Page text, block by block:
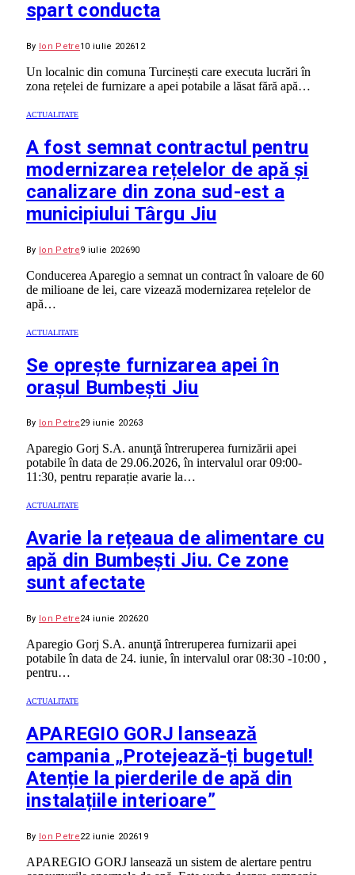
spart conducta
By Ion Petre10 iulie 202612
Un localnic din comuna Turcinești care executa lucrări în
zona rețelei de furnizare a apei potabile a lăsat fără apă…
ACTUALITATE
A fost semnat contractul pentru
modernizarea rețelelor de apă și
canalizare din zona sud-est a
municipiului Târgu Jiu
By Ion Petre9 iulie 202690
Conducerea Aparegio a semnat un contract în valoare de 60
de milioane de lei, care vizează modernizarea rețelelor de
apă…
ACTUALITATE
Se oprește furnizarea apei în
orașul Bumbești Jiu
By Ion Petre29 iunie 20263
Aparegio Gorj S.A. anunţă întreruperea furnizării apei
potabile în data de 29.06.2026, în intervalul orar 09:00-
11:30, pentru reparație avarie la…
ACTUALITATE
Avarie la rețeaua de alimentare cu
apă din Bumbești Jiu. Ce zone
sunt afectate
By Ion Petre24 iunie 202620
Aparegio Gorj S.A. anunţă întreruperea furnizarii apei
potabile în data de 24. iunie, în intervalul orar 08:30 -10:00 ,
pentru…
ACTUALITATE
APAREGIO GORJ lansează
campania „Protejează-ți bugetul!
Atenție la pierderile de apă din
instalațiile interioare”
By Ion Petre22 iunie 202619
APAREGIO GORJ lansează un sistem de alertare pentru